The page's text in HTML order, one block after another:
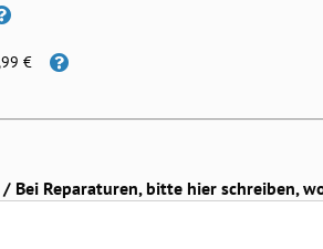
€
Bei Reparaturen, bitte hier schreiben,